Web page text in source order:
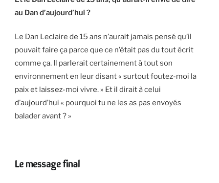
au Dan d’aujourd’hui ?
Le Dan Leclaire de 15 ans n’aurait jamais pensé qu’il
pouvait faire ça parce que ce n’était pas du tout écrit
comme ça. Il parlerait certainement à tout son
environnement en leur disant « surtout foutez-moi la
paix et laissez-moi vivre. » Et il dirait à celui
d’aujourd’hui « pourquoi tu ne les as pas envoyés
balader avant ? »
Le message final